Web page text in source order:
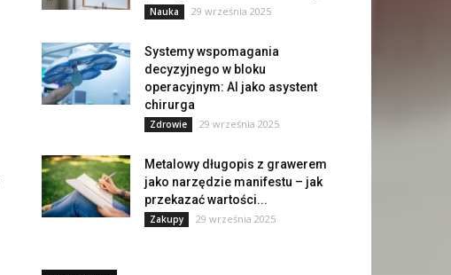
Nauka 29 września 2025
Systemy wspomagania
decyzyjnego w bloku
operacyjnym: AI jako asystent
chirurga
Zdrowie 29 września 2025
Metalowy długopis z grawerem
jako narzędzie manifestu – jak
przekazać wartości...
Zakupy 29 września 2025